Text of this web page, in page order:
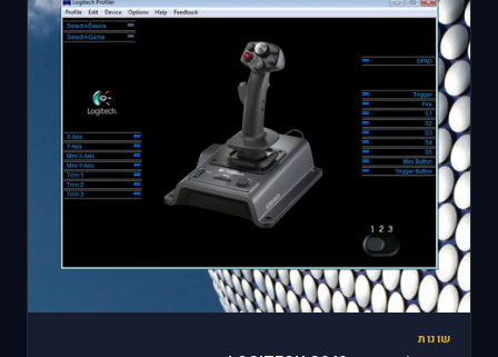
שונות